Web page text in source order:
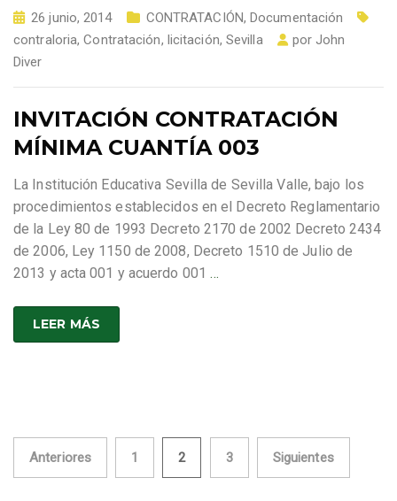
26 junio, 2014 CONTRATACIÓN, Documentación
contraloria,Contratación, licitación, Sevilla porJohn
Diver
INVITACIÓN CONTRATACIÓN
MÍNIMA CUANTÍA 003
La Institución Educativa Sevilla de Sevilla Valle, bajo los
procedimientos establecidos en el Decreto Reglamentario
de la Ley 80 de 1993 Decreto 2170 de 2002 Decreto 2434
de 2006, Ley 1150 de 2008, Decreto 1510 de Julio de
2013 y acta 001 y acuerdo 001…
LEER MÁS
Paginación
Anteriores 1 2 3 Siguientes